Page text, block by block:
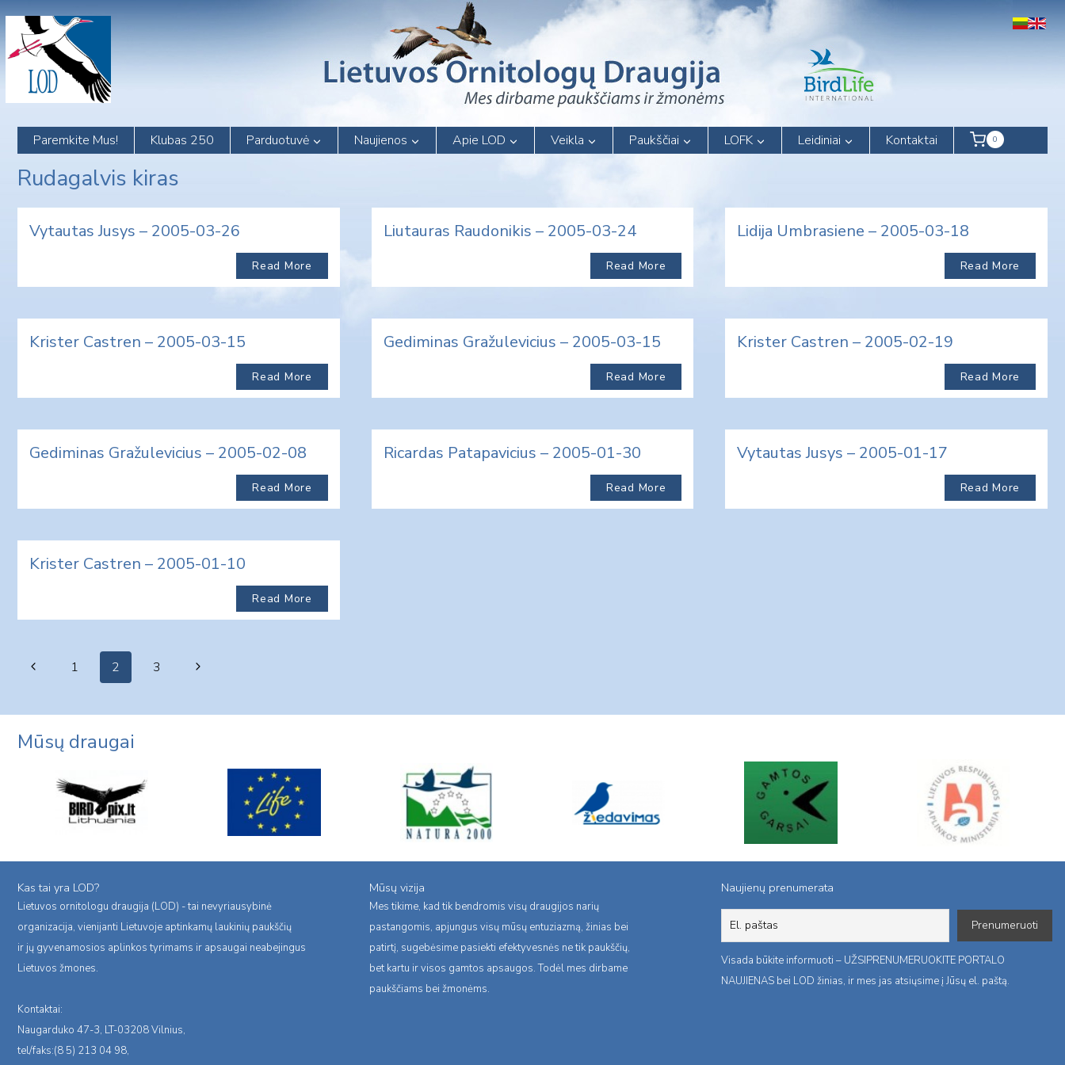
content
Paremkite Mus! Klubas 250 Parduotuvė Naujienos Apie LOD Veikla Paukščiai LOFK Leidiniai Kontaktai 0
Rudagalvis kiras
Vytautas Jusys – 2005-03-26
Read More
Liutauras Raudonikis – 2005-03-24
Read More
Lidija Umbrasiene – 2005-03-18
Read More
Krister Castren – 2005-03-15
Read More
Gediminas Gražulevicius – 2005-03-15
Read More
Krister Castren – 2005-02-19
Read More
Gediminas Gražulevicius – 2005-02-08
Read More
Ricardas Patapavicius – 2005-01-30
Read More
Vytautas Jusys – 2005-01-17
Read More
Krister Castren – 2005-01-10
Read More
Page
Previous1 2 3
Next
Mūsų draugai
Kas tai yra LOD?
Lietuvos ornitologu draugija (LOD) - tai nevyriausybinė
organizacija, vienijanti Lietuvoje aptinkamų laukinių paukščių
ir jų gyvenamosios aplinkos tyrimams ir apsaugai neabejingus
Lietuvos žmones.
Kontaktai:
Naugarduko 47-3, LT-03208 Vilnius,
tel/faks:(8 5) 213 04 98,
Mūsų vizija
Mes tikime, kad tik bendromis visų draugijos narių
pastangomis, apjungus visų mūsų entuziazmą, žinias bei
patirtį, sugebėsime pasiekti efektyvesnės ne tik paukščių,
bet kartu ir visos gamtos apsaugos. Todėl mes dirbame
paukščiams bei žmonėms.
Naujienų prenumerata
Visada būkite informuoti – UŽSIPRENUMERUOKITE PORTALO
NAUJIENAS bei LOD žinias, ir mes jas atsiųsime į Jūsų el. paštą.